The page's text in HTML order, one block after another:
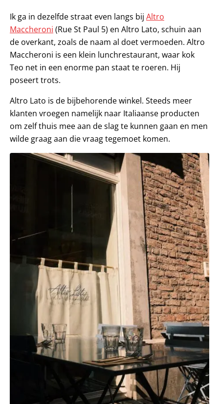
Ik ga in dezelfde straat even langs bij Altro
Maccheroni (Rue St Paul 5) en Altro Lato, schuin aan
de overkant, zoals de naam al doet vermoeden. Altro
Maccheroni is een klein lunchrestaurant, waar kok
Teo net in een enorme pan staat te roeren. Hij
poseert trots.
Altro Lato is de bijbehorende winkel. Steeds meer
klanten vroegen namelijk naar Italiaanse producten
om zelf thuis mee aan de slag te kunnen gaan en men
wilde graag aan die vraag tegemoet komen.